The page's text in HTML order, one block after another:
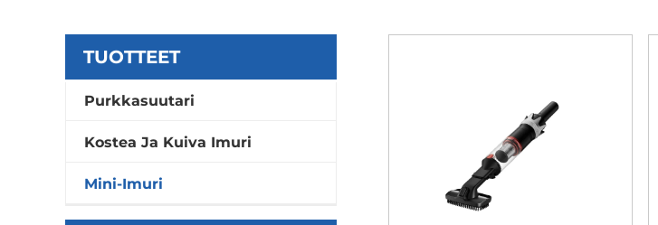
TUOTTEET
Purkkasuutari
Kostea Ja Kuiva Imuri
Mini-Imuri